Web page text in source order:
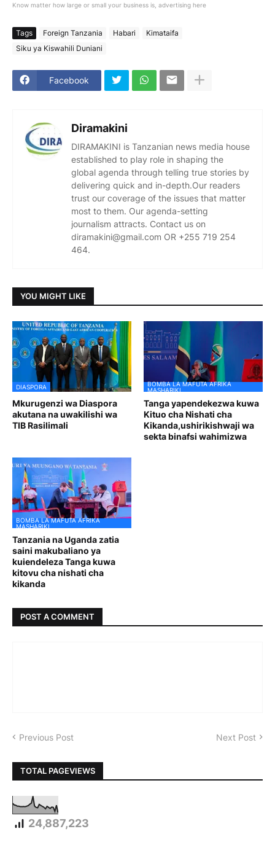
Know matter how large or small your business is, advertising here
Tags Foreign Tanzania Habari
Kimataifa
Siku ya Kiswahili Duniani
Facebook
Diramakini
DIRAMAKINI is Tanzanian news media house
established to play role in shaping the
global agenda through telling true stories by
delivering quick and in-depth.Our readers
trust our coverage of the issues that matter
most to them. Our agenda-setting
journalism attracts. Contact us on
diramakini@gmail.com OR +255 719 254
464.
YOU MIGHT LIKE
DIASPORA
Mkurugenzi wa Diaspora
akutana na uwakilishi wa
TIB Rasilimali
BOMBA LA MAFUTA AFRIKA
MASHARIKI
Tanga yapendekezwa kuwa
Kituo cha Nishati cha
Kikanda,ushirikishwaji wa
sekta binafsi wahimizwa
BOMBA LA MAFUTA AFRIKA
MASHARIKI
Tanzania na Uganda zatia
saini makubaliano ya
kuiendeleza Tanga kuwa
kitovu cha nishati cha
kikanda
POST A COMMENT
Previous Post Next Post
TOTAL PAGEVIEWS
24,887,223